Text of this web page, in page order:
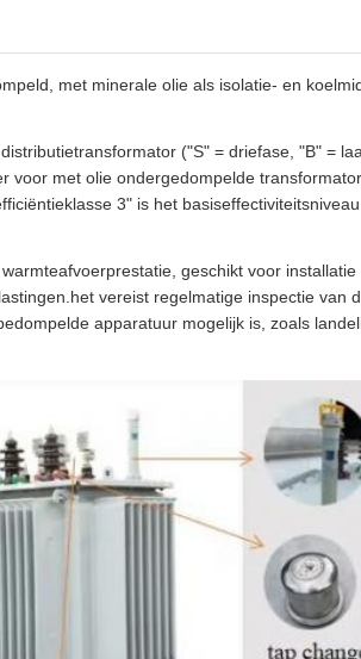
met minerale olie als isolatie- en
("S" = driefase, "B" =
met olie ondergedompelde
3" is het
geschikt voor
vereist regelmatige inspectie van
apparatuur mogelijk is, zoals